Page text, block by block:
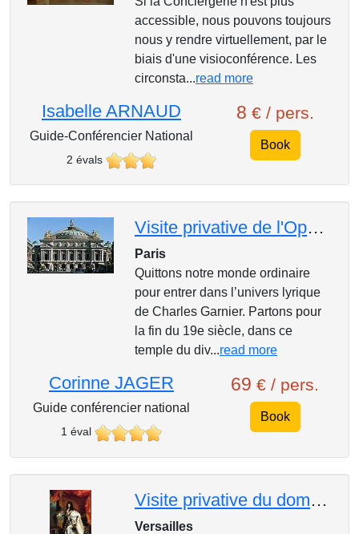
accessible, nous pouvons toujours
nous y rendre virtuellement, par le
biais d'une visioconférence. Les
circonsta...read more
Isabelle ARNAUD
Guide-Conférencier National
2 évals
8 € / pers.
Book
Visite privative de l'Opéra Garnier
Paris
Quittons notre monde ordinaire
pour entrer dans l’univers lyrique
de Charles Garnier. Partons pour
la fin du 19e siècle, dans ce
temple du div...read more
Corinne JAGER
Guide conférencier national
1 éval
69 € / pers.
Book
Visite privative du domaine royal de Versailles - sur devis
Versailles